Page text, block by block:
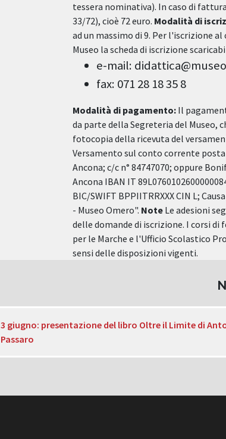
tessera nominativa). In caso di
33/72), cioè 72 euro. Modalità di
ad un massimo di 9. Per l'iscrizione
Museo la scheda di iscrizione
e-mail:
fax: 071 28 18 35 8
Modalità di pagamento: Il
da parte della Segreteria del
fotocopia della ricevuta del
Versamento sul conto corrente
Ancona; c/c n° 84747070; oppure
Ancona IBAN IT
BIC/SWIFT BPPIITRRXXX CIN L;
- Museo Omero". Note Le adesioni
delle domande di iscrizione. I corsi
per le Marche e l'Ufficio Scolastico
sensi delle disposizioni vigenti.
3 giugno: presentazione del libro Oltre il Limite di
Passaro